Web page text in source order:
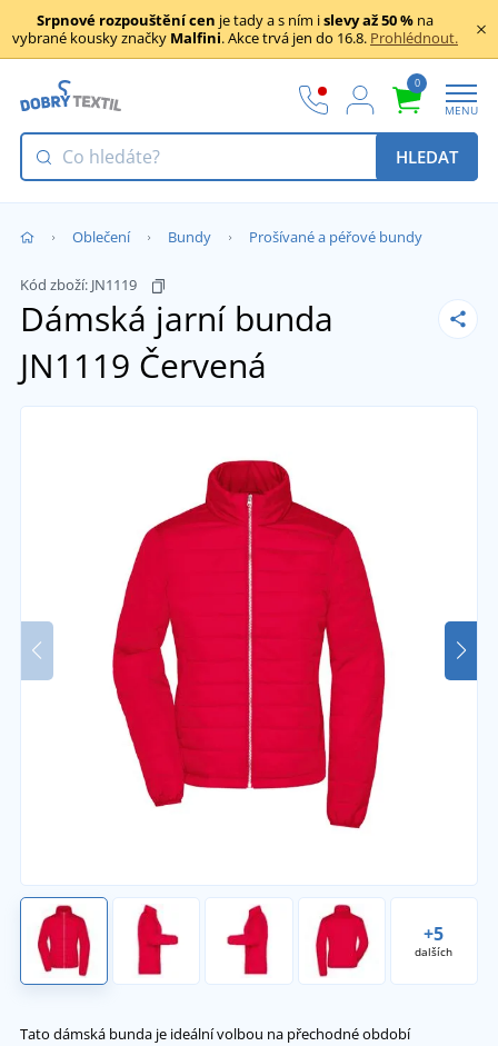
Srpnové rozpouštění cen je tady a s ním islevy až 50 % na
vybrané kousky značky Malfini. Akce trvá jen do 16.8. Prohlédnout.
0
MENU
HLEDAT
Oblečení Bundy Prošívané a péřové bundy
Kód zboží: JN1119
Dámská jarní bunda
JN1119 Červená
+5
dalších
Tato dámská bunda je ideální volbou na přechodné období